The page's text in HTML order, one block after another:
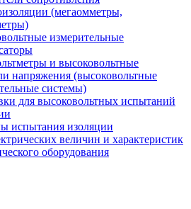
(мегаомметры,
измерительные
и высоковольтные
напряжения (высоковольтные
системы)
для высоковольтных испытаний
испытания изоляции
величин и характеристик
оборудования